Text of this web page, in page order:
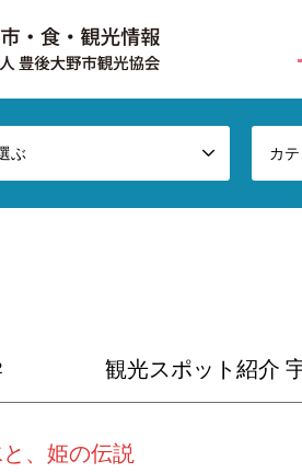
総合情報サイトです！
ぶ カ
観光スポット紹介
、姫の伝説